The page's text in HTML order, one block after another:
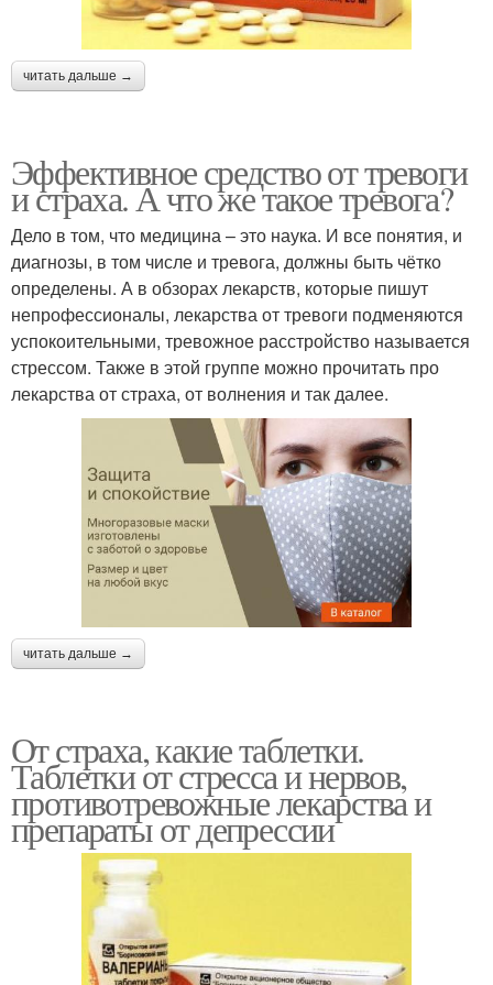
читать дальше →
Эффективное средство от тревоги
и страха. А что же такое тревога?
Дело в том, что медицина – это наука. И все понятия, и
диагнозы, в том числе и тревога, должны быть чётко
определены. А в обзорах лекарств, которые пишут
непрофессионалы, лекарства от тревоги подменяются
успокоительными, тревожное расстройство называется
стрессом. Также в этой группе можно прочитать про
лекарства от страха, от волнения и так далее.
читать дальше →
От страха, какие таблетки.
Таблетки от стресса и нервов,
противотревожные лекарства и
препараты от депрессии